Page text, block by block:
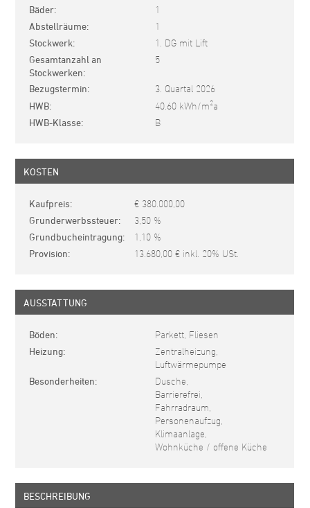
Bäder 1
Abstellräume 1
Stockwerk 1. DG mit Lift
Gesamtanzahl an
Stockwerken
5
Bezugstermin 3. Quartal 2026
HWB 40.60 kWh/m2a
HWB-Klasse B
KOSTEN
Kaufpreis € 380.000,00
Grunderwerbssteuer 3,50 %
Grundbucheintragung 1,10 %
Provision 13.680,00 € inkl. 20% USt.
AUSSTATTUNG
Böden Parkett, Fliesen
Heizung
Zentralheizung,
Luftwärmepumpe
Besonderheiten
Dusche,
Barrierefrei,
Fahrradraum,
Personenaufzug,
Klimaanlage,
Wohnküche / offene Küche
BESCHREIBUNG